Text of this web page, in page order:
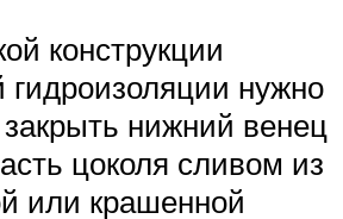
конструкции
гидроизоляции нужно
закрыть нижний венец
цоколя сливом из
или крашенной